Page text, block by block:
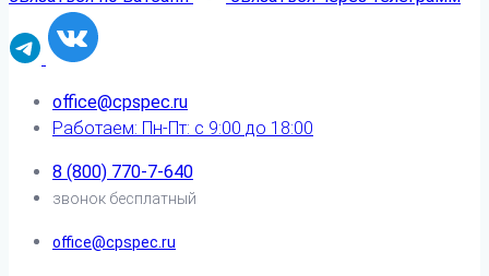
office@cpspec.ru
Работаем: Пн-Пт: с 9:00 до 18:00
8 (800) 770-7-640
звонок бесплатный
office@cpspec.ru